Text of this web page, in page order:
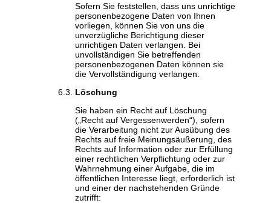
Sofern Sie feststellen, dass uns unrichtige
personenbezogene Daten von Ihnen
vorliegen, können Sie von uns die
unverzügliche Berichtigung dieser
unrichtigen Daten verlangen. Bei
unvollständigen Sie betreffenden
personenbezogenen Daten können sie
die Vervollständigung verlangen.
Löschung
Sie haben ein Recht auf Löschung
(„Recht auf Vergessenwerden“), sofern
die Verarbeitung nicht zur Ausübung des
Rechts auf freie Meinungsäußerung, des
Rechts auf Information oder zur Erfüllung
einer rechtlichen Verpflichtung oder zur
Wahrnehmung einer Aufgabe, die im
öffentlichen Interesse liegt, erforderlich ist
und einer der nachstehenden Gründe
zutrifft: